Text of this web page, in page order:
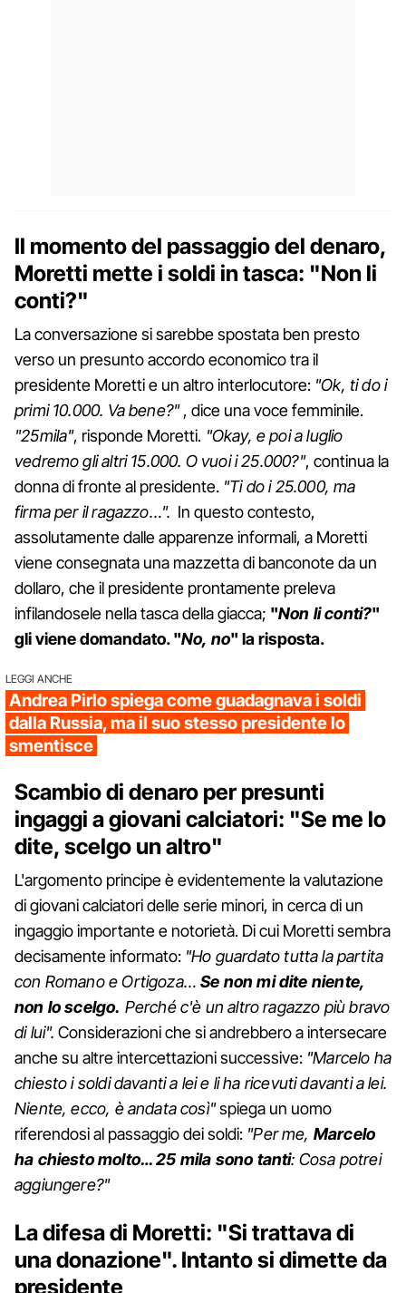
Il momento del passaggio del denaro,
Moretti mette i soldi in tasca: "Non li
conti?"
La conversazione si sarebbe spostata ben presto
verso un presunto accordo economico tra il
presidente Moretti e un altro interlocutore: "Ok, ti ​​do i
primi 10.000. Va bene?", dice una voce femminile.
"25mila", risponde Moretti. "Okay, e poi a luglio
vedremo gli altri 15.000. O vuoi i 25.000?", continua la
donna di fronte al presidente. "Ti do i 25.000, ma
firma per il ragazzo…". In questo contesto,
assolutamente dalle apparenze informali, a Moretti
viene consegnata una mazzetta di banconote da un
dollaro, che il presidente prontamente preleva
infilandosele nella tasca della giacca; "Non li conti?"
gli viene domandato. "No, no" la risposta.
LEGGI ANCHE
Andrea Pirlo spiega come guadagnava i soldi
dalla Russia, ma il suo stesso presidente lo
smentisce
Scambio di denaro per presunti
ingaggi a giovani calciatori: "Se me lo
dite, scelgo un altro"
L'argomento principe è evidentemente la valutazione
di giovani calciatori delle serie minori, in cerca di un
ingaggio importante e notorietà. Di cui Moretti sembra
decisamente informato: "Ho guardato tutta la partita
con Romano e Ortigoza…Se non mi dite niente,
non lo scelgo. Perché c'è un altro ragazzo più bravo
di lui". Considerazioni che si andrebbero a intersecare
anche su altre intercettazioni successive: "Marcelo ha
chiesto i soldi davanti a lei e li ha ricevuti davanti a lei.
Niente, ecco, è andata così"spiega un uomo
riferendosi al passaggio dei soldi: "Per me, Marcelo
ha chiesto molto… 25 mila sono tanti: Cosa potrei
aggiungere?"
La difesa di Moretti: "Si trattava di
una donazione". Intanto si dimette da
presidente